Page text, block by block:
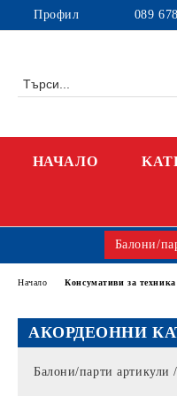
Профил 089
НАЧАЛО
Балони/
АКОРДЕОННИ
Балони/парти артикули
Начало Консумативи за техника